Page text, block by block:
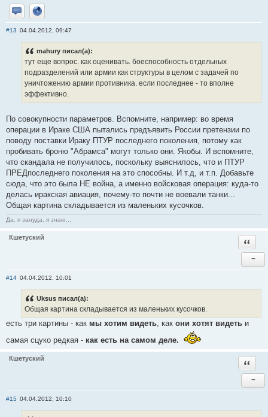
Отправить личное сообщение
Сайт
#13 04.04.2012, 09:47
mahury писал(а):
тут еще вопрос. как оценивать. боеспособность отдельных
подразделений или армии как структуры в целом с задачей по
уничтожению армии противника. если последнее - то вполне
эффективно.
По совокупности параметров. Вспомните, например: во время
операции в Ираке США пытались предъявить России претензии по
поводу поставки Ираку ПТУР последнего поколения, потому как
пробивать броню "Абрамса" могут только они. Якобы. И вспомните,
что скандала не получилось, поскольку выяснилось, что и ПТУР
ПРЕДпоследнего поколения на это способны. И т.д, и т.п. Добавьте
сюда, что это была НЕ война, а именно войсковая операция: куда-то
делась иракская авиация, почему-то почти не воевали танки...
Общая картина складывается из маленьких кусочков.
Да, я зануда, я знаю...
Кшетуский
−
#14 04.04.2012, 10:01
Uksus писал(а):
Общая картина складывается из маленьких кусочков.
есть три картины - как мы хотим видеть , как они хотят видеть и
самая сцуко редкая - как есть на самом деле.
Кшетуский
−
#15 04.04.2012, 10:10